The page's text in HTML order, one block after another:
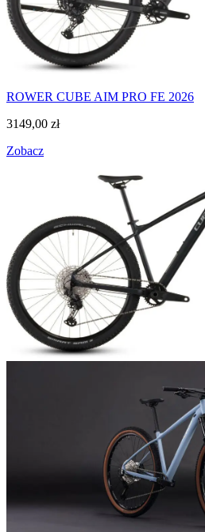
ROWER CUBE AIM PRO FE 2026
3149,00 zł
Zobacz